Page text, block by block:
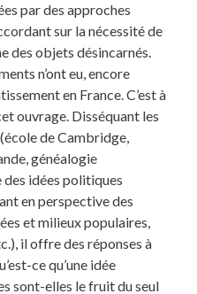
par des approches
sur la nécessité de
des objets désincarnés.
n’ont eu, encore
en France. C’est à
ouvrage. Disséquant les
de Cambridge,
généalogie
idées politiques
en perspective des
et milieux populaires,
il offre des réponses à
ce qu’une idée
sont-elles le fruit du seul